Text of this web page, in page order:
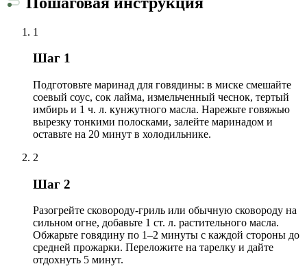
1
Шаг 1
Подготовьте маринад для говядины: в миске смешайте
соевый соус, сок лайма, измельченный чеснок, тертый
имбирь и 1 ч. л. кунжутного масла. Нарежьте говяжью
вырезку тонкими полосками, залейте маринадом и
оставьте на 20 минут в холодильнике.
2
Шаг 2
Разогрейте сковороду-гриль или обычную сковороду на
сильном огне, добавьте 1 ст. л. растительного масла.
Обжарьте говядину по 1–2 минуты с каждой стороны до
средней прожарки. Переложите на тарелку и дайте
отдохнуть 5 минут.